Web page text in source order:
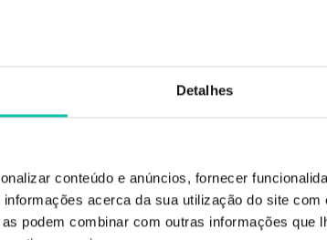
Detalhes
conteúdo e anúncios, fornecer
informações acerca da sua utilização do site
podem combinar com outras informações que